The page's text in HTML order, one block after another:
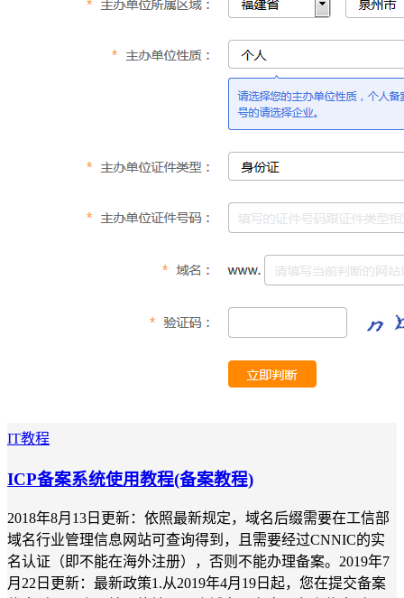
IT教程
ICP备案系统使用教程(备案教程)
2018年8月13日更新：依照最新规定，域名后缀需要在工信部
域名行业管理信息网站可查询得到，且需要经过CNNIC的实
名认证（即不能在海外注册），否则不能办理备案。2019年7
月22日更新：最新政策1.从2019年4月19日起，您在提交备案